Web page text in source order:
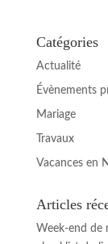
Catégories
Actualité
Évènements
Mariage
Travaux
Vacances en
Articles
Week-end de